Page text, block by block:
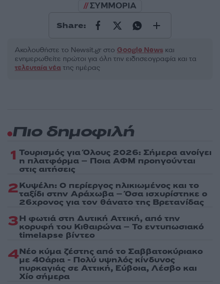
ΣΥΜΜΟΡΙΑ
Share:
Ακολουθήστε το Νewsit.gr στο Google News και
ενημερωθείτε πρώτοι για όλη την ειδησεογραφία και τα
τελευταία νέα της ημέρας
Πιο δημοφιλή
1 Τουρισμός για Όλους 2026: Σήμερα ανοίγει
η πλατφόρμα – Ποια ΑΦΜ προηγούνται
στις αιτήσεις
2Κυψέλη: Ο περίεργος ηλικιωμένος και το
ταξίδι στην Αράχωβα – Όσα ισχυρίστηκε ο
26χρονος για τον θάνατο της Βρετανίδας
3Η φωτιά στη Δυτική Αττική, από την
κορυφή του Κιθαιρώνα – Το εντυπωσιακό
timelapse βίντεο
4Νέο κύμα ζέστης από το Σαββατοκύριακο
με 40άρια - Πολύ υψηλός κίνδυνος
πυρκαγιάς σε Αττική, Εύβοια, Λέσβο και
Χίο σήμερα